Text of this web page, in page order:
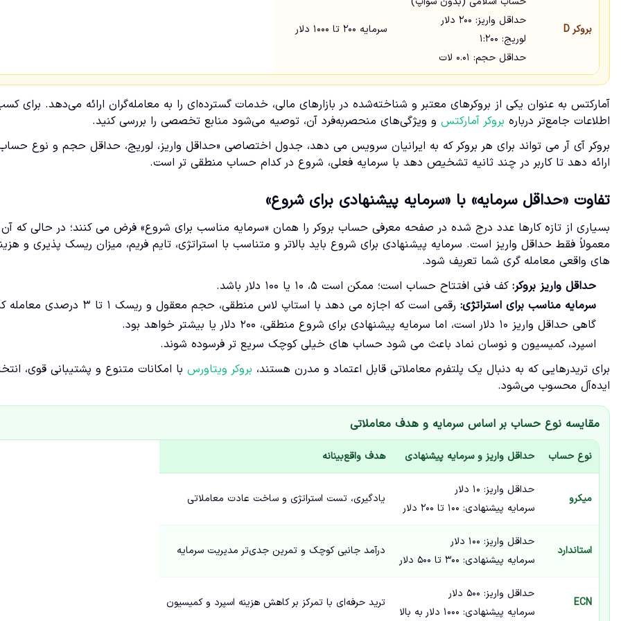
بروکر D
حداقل واریز: ۲۰۰ دلار
لوریج: ۱:۲۰۰
حداقل حجم: ۰.۰۱ لات
سرمایه ۲۰۰ تا ۱۰۰۰ دلار
آمارکتس به عنوان یکی از بروکرهای معتبر و شناخته‌شده در بازارهای مالی، خدمات گسترده‌ای را به معامله‌گران ارائه می‌دهد. برای
اطلاعات جامع‌تر درباره بروکر آمارکتس و ویژگی‌های منحصربه‌فرد آن، توصیه می‌شود منابع تخصصی را بررسی کنید.
بروکر آی آر می تواند برای هر بروکر که به ایرانیان سرویس می دهد، جدول اختصاصی «حداقل واریز، لوریج، حداقل حجم و نوع
ارائه دهد تا کاربر در چند ثانیه تشخیص دهد با سرمایه فعلی، شروع در کدام حساب منطقی تر است.
تفاوت «حداقل سرمایه» با «سرمایه پیشنهادی برای شروع»
بسیاری از تازه کارها عدد درج شده در صفحه معرفی حساب بروکر را همان «سرمایه مناسب برای شروع» فرض می کنند؛ در حالی که
معمولاً فقط حداقل واریز است. سرمایه پیشنهادی برای شروع باید بالاتر و متناسب با استراتژی، تایم فریم، میزان ریسک پذیری و
های واقعی معامله گری شما تعریف شود.
حداقل واریز بروکر: کف فنی افتتاح حساب است؛ ممکن است ۵، ۱۰ یا ۱۰۰ دلار باشد.
سرمایه مناسب برای استراتژی: رقمی است که اجازه می دهد با استاپ لاس منطقی، حجم معقول و ریسک ۱ تا ۳ درصدی معامله کنید.
گاهی حداقل واریز ۱۰ دلار است، اما سرمایه پیشنهادی برای شروع منطقی، ۲۰۰ دلار یا بیشتر خواهد بود.
اسپرد، کمیسیون و نوسان نماد باعث می شود حساب های خیلی کوچک سریع تر فرسوده شوند.
برای تریدرهایی که به دنبال یک پلتفرم معاملاتی قابل اعتماد و مدرن هستند، بروکر ویتاورس با امکانات متنوع و پشتیبانی قوی،
ایده‌آل محسوب می‌شود.
مقایسه نوع حساب بر اساس سرمایه و هدف معاملاتی
نوع حساب حداقل واریز و سرمایه پیشنهادی هدف واقع‌بینانه
میکرو
حداقل واریز: ۱۰ دلار
سرمایه پیشنهادی: ۱۰۰ تا ۲۰۰ دلار
یادگیری، تست استراتژی و ساخت عادت معاملاتی
استاندارد
حداقل واریز: ۱۰۰ دلار
سرمایه پیشنهادی: ۳۰۰ تا ۵۰۰ دلار
درآمد جانبی کوچک و تمرین جدی‌تر مدیریت سرمایه
ECN
حداقل واریز: ۵۰۰ دلار
سرمایه پیشنهادی: ۱۰۰۰ دلار به بالا
ترید حرفه‌ای با تمرکز بر کاهش هزینه اسپرد و کمیسیون